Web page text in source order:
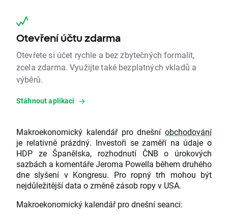
Otevření účtu zdarma
Otevřete si účet rychle a bez zbytečných formalit,
zcela zdarma. Využijte také bezplatných vkladů a
výběrů.
Stáhnout aplikaci
Makroekonomický kalendář pro dnešní obchodování
je relativně prázdný. Investoři se zaměří na údaje o
HDP ze Španělska, rozhodnutí ČNB o úrokových
sazbách a komentáře Jeroma Powella během druhého
dne slyšení v Kongresu. Pro ropný trh mohou být
nejdůležitější data o změně zásob ropy v USA.
Makroekonomický kalendář pro dnešní seanci: